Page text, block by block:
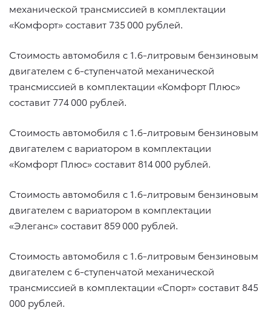
механической трансмиссией в комплектации
«Комфорт» составит 735 000 рублей.
Стоимость автомобиля c 1.6-литровым бензиновым
двигателем с 6-ступенчатой механической
трансмиссией в комплектации «Комфорт Плюс»
составит 774 000 рублей.
Стоимость автомобиля c 1.6-литровым бензиновым
двигателем с вариатором в комплектации
«Комфорт Плюс» составит 814 000 рублей.
Стоимость автомобиля c 1.6-литровым бензиновым
двигателем с вариатором в комплектации
«Элеганс» составит 859 000 рублей.
Стоимость автомобиля c 1.6-литровым бензиновым
двигателем с 6-ступенчатой механической
трансмиссией в комплектации «Спорт» составит 845
000 рублей.